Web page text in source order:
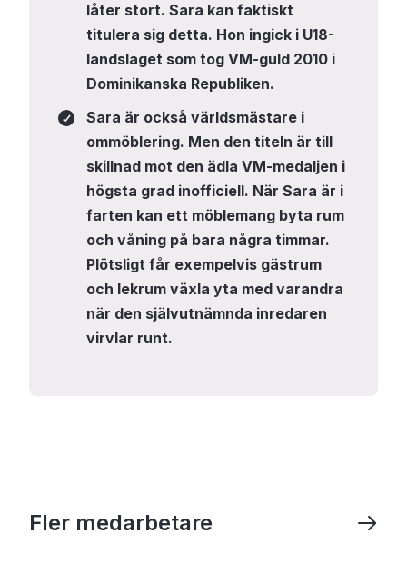
låter stort. Sara kan faktiskt
titulera sig detta. Hon ingick i U18-
landslaget som tog VM-guld 2010 i
Dominikanska Republiken.
Sara är också världsmästare i
ommöblering. Men den titeln är till
skillnad mot den ädla VM-medaljen i
högsta grad inofficiell. När Sara är i
farten kan ett möblemang byta rum
och våning på bara några timmar.
Plötsligt får exempelvis gästrum
och lekrum växla yta med varandra
när den självutnämnda inredaren
virvlar runt.
Fler medarbetare